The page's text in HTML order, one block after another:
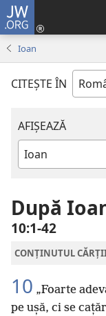
JW.ORG
Ioan
CITEŞTE ÎN
AFIȘEAZĂ
Cărțile
După
10:1-42
CONȚINUTUL
10 „Foarte
pe ușă, ci se